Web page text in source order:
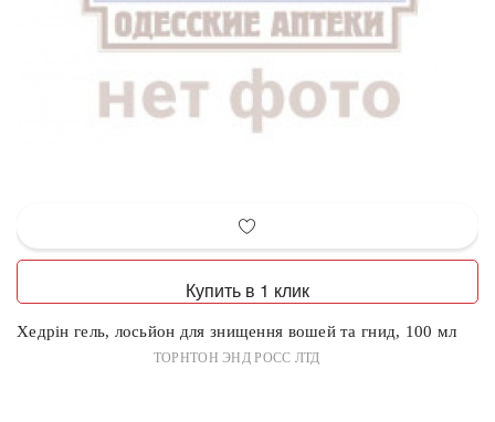
Купить в 1 клик
Хедрін гель, лосьйон для знищення вошей та гнид, 100 мл
ТОРНТОН ЭНД РОСС ЛТД